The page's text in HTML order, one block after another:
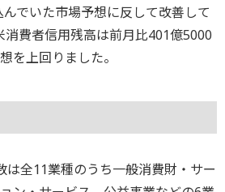
でいた市場予想に反して改善して
消費者信用残高は前月比401億5000
を上回りました。
は全11業種のうち一般消費財・サー